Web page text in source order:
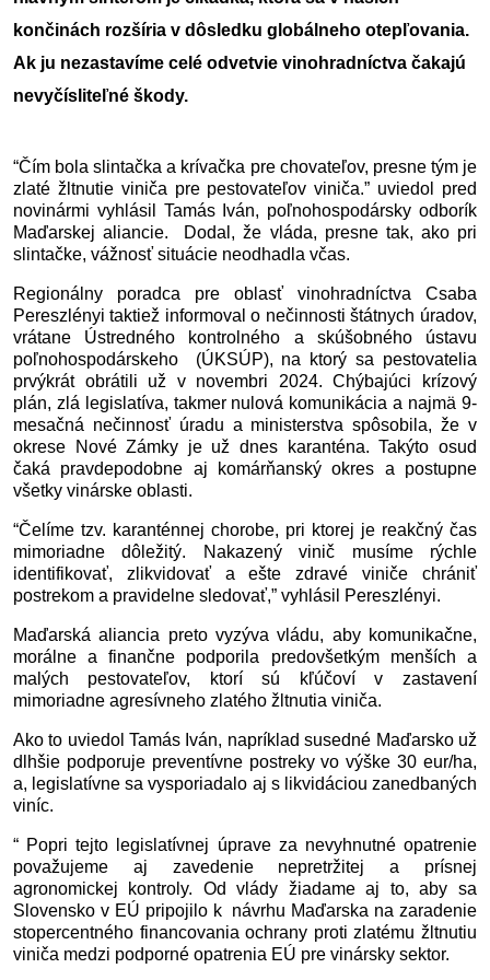
končinách rozšíria v dôsledku globálneho otepľovania.
Ak ju nezastavíme celé odvetvie vinohradníctva čakajú
nevyčísliteľné škody.
“Čím bola slintačka a krívačka pre chovateľov, presne tým je
zlaté žltnutie viniča pre pestovateľov viniča.” uviedol pred
novinármi vyhlásil Tamás Iván, poľnohospodársky odborík
Maďarskej aliancie.  Dodal, že vláda, presne tak, ako pri
slintačke, vážnosť situácie neodhadla včas.
Regionálny poradca pre oblasť vinohradníctva Csaba
Pereszlényi taktiež informoval o nečinnosti štátnych úradov,
vrátane Ústredného kontrolného a skúšobného ústavu
poľnohospodárskeho  (ÚKSÚP), na ktorý sa pestovatelia
prvýkrát obrátili už v novembri 2024. Chýbajúci krízový
plán, zlá legislatíva, takmer nulová komunikácia a najmä 9-
mesačná nečinnosť úradu a ministerstva spôsobila, že v
okrese Nové Zámky je už dnes karanténa. Takýto osud
čaká pravdepodobne aj komárňanský okres a postupne
všetky vinárske oblasti.
“Čelíme tzv. karanténnej chorobe, pri ktorej je reakčný čas
mimoriadne dôležitý. Nakazený vinič musíme rýchle
identifikovať, zlikvidovať a ešte zdravé viniče chrániť
postrekom a pravidelne sledovať,” vyhlásil Pereszlényi.
Maďarská aliancia preto vyzýva vládu, aby komunikačne,
morálne a finančne podporila predovšetkým menších a
malých pestovateľov, ktorí sú kľúčoví v zastavení
mimoriadne agresívneho zlatého žltnutia viniča.
Ako to uviedol Tamás Iván, napríklad susedné Maďarsko už
dlhšie podporuje preventívne postreky vo výške 30 eur/ha,
a, legislatívne sa vysporiadalo aj s likvidáciou zanedbaných
viníc.
“ Popri tejto legislatívnej úprave za nevyhnutné opatrenie
považujeme aj zavedenie nepretržitej a prísnej
agronomickej kontroly. Od vlády žiadame aj to, aby sa
Slovensko v EÚ pripojilo k  návrhu Maďarska na zaradenie
stopercentného financovania ochrany proti zlatému žltnutiu
viniča medzi podporné opatrenia EÚ pre vinársky sektor.